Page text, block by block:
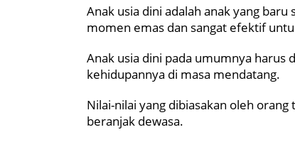
Anak usia dini adalah anak yang
momen emas dan sangat efektif
Anak usia dini pada umumnya harus
kehidupannya di masa mendatang.
Nilai-nilai yang dibiasakan oleh
beranjak dewasa.